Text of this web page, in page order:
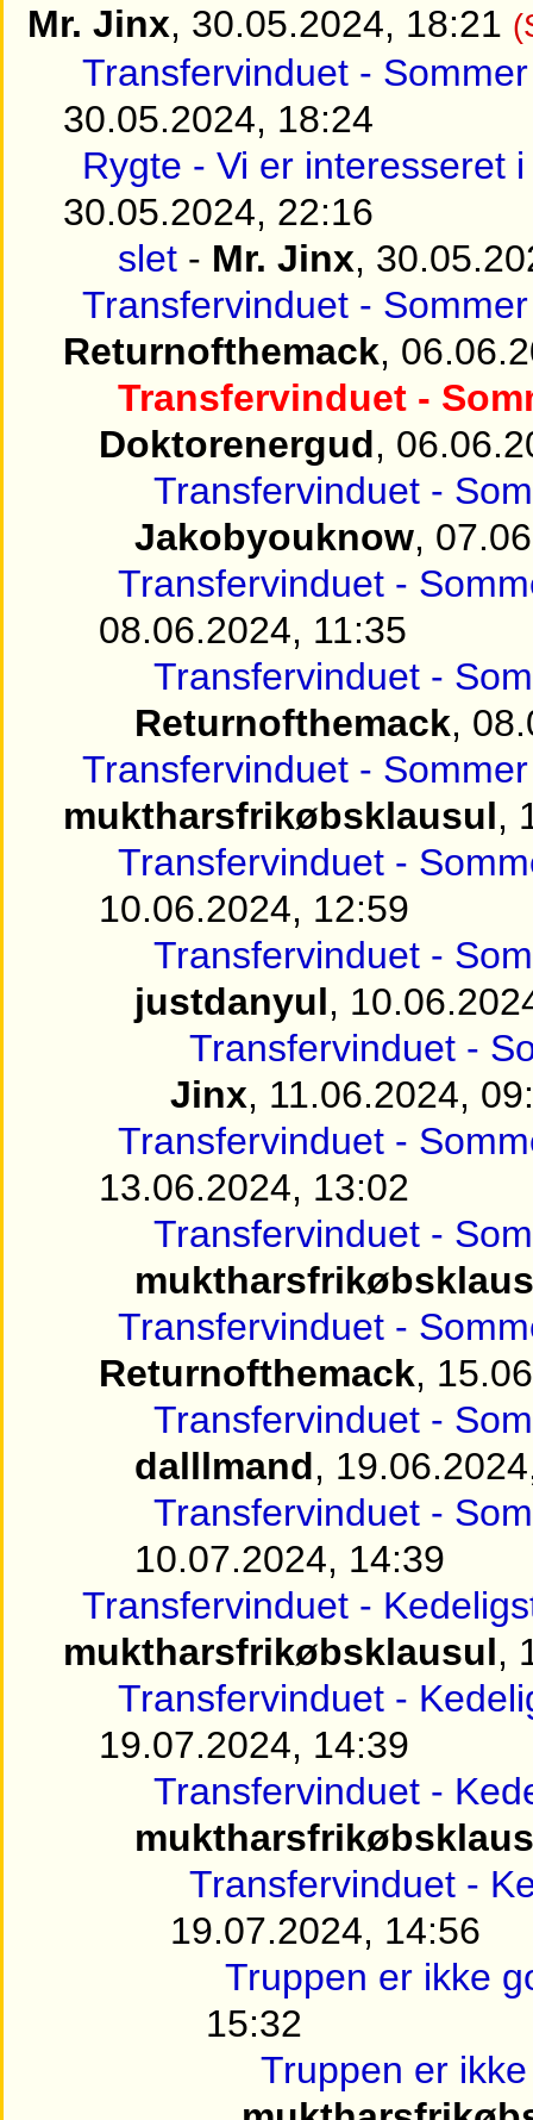
Mr. Jinx, 30.05.2024, 18:21
Transfervinduet -
30.05.2024, 18:24
Rygte - Vi er interesseret
30.05.2024, 22:16
slet - Mr. Jinx,
Transfervinduet -
Returnofthemack,
Transfervinduet -
Doktorenergud,
Transfervinduet -
Jakobyouknow,
Transfervinduet -
08.06.2024, 11:35
Transfervinduet -
Returnofthemack,
Transfervinduet -
muktharsfrikøbsklausul,
Transfervinduet -
10.06.2024, 12:59
Transfervinduet -
justdanyul,
Transfervinduet -
Jinx, 11.06.2024,
Transfervinduet -
13.06.2024, 13:02
Transfervinduet -
Transfervinduet -
Returnofthemack,
Transfervinduet -
dalllmand,
Transfervinduet -
10.07.2024, 14:39
Transfervinduet -
muktharsfrikøbsklausul,
Transfervinduet -
19.07.2024, 14:39
Transfervinduet -
Transfervinduet -
19.07.2024, 14:56
Truppen er ikke
15:32
Truppen er